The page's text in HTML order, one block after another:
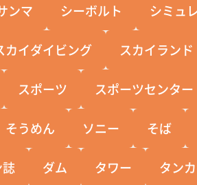
ンマ シーボルト シミュ
カイダイビング スカイランド
スポーツ スポーツセンター
そうめん ソニー そば
ダム タワー タン